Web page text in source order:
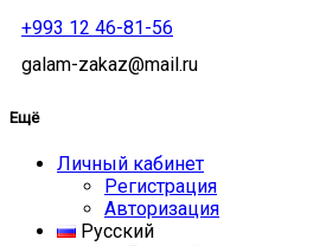
+993 12 46-81-56
galam-zakaz@mail.ru
Ещё
Личный кабинет
Регистрация
Авторизация
Русский